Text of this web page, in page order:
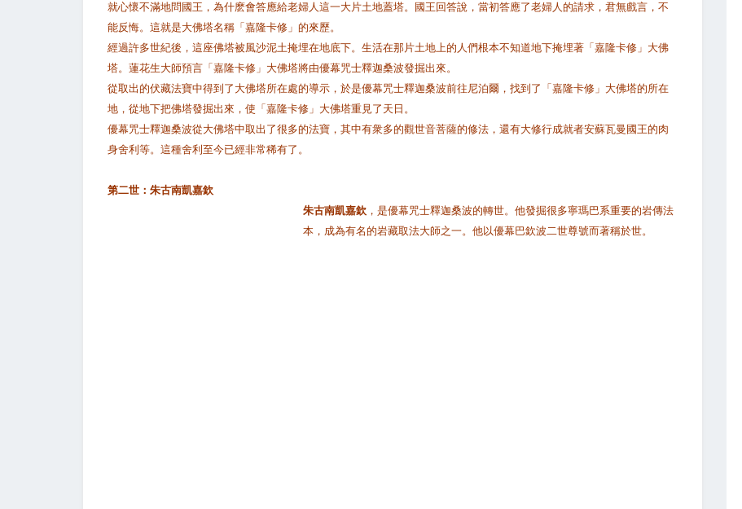
就心懷不滿地問國王，為什麽會答應給老婦人這一大片土地蓋塔。國王回答說，當初答應了老婦人的請求，君無戲言，不
能反悔。這就是大佛塔名稱「嘉隆卡修」的來歷。
經過許多世紀後，這座佛塔被風沙泥土掩埋在地底下。生活在那片土地上的人們根本不知道地下掩埋著「嘉隆卡修」大佛
塔。蓮花生大師預言「嘉隆卡修」大佛塔將由優幕咒士釋迦桑波發掘出來。
從取出的伏藏法寶中得到了大佛塔所在處的導示，於是優幕咒士釋迦桑波前往尼泊爾，找到了「嘉隆卡修」大佛塔的所在
地，從地下把佛塔發掘出來，使「嘉隆卡修」大佛塔重見了天日。
優幕咒士釋迦桑波從大佛塔中取出了很多的法寶，其中有衆多的觀世音菩薩的修法，還有大修行成就者安蘇瓦曼國王的肉
身舍利等。這種舍利至今已經非常稀有了。
第二世： 朱古南凱嘉欽
朱古南凱嘉欽 ，是優幕咒士釋迦桑波的轉世。他發掘很多寧瑪巴系重要的岩傳法
本，成為有名的岩藏取法大師之一。他以優幕巴欽波二世尊號而著稱於世。